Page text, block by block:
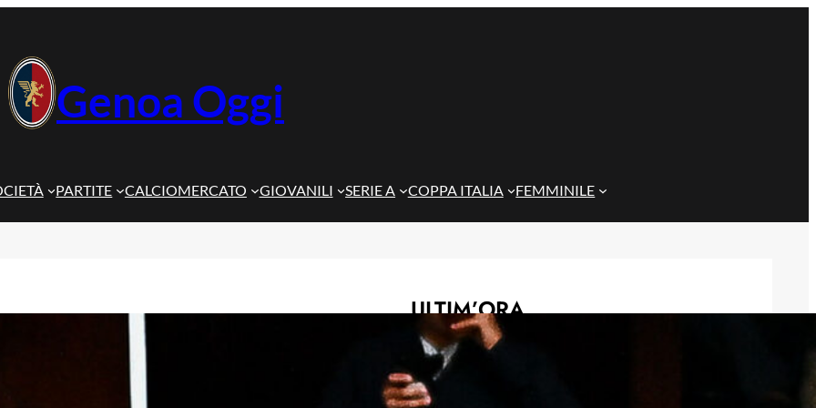
Genoa Oggi
PARTITE CALCIOMERCATO GIOVANILI SERIE A COPPA ITALIA FEMMINILE
ULTIM’ORA